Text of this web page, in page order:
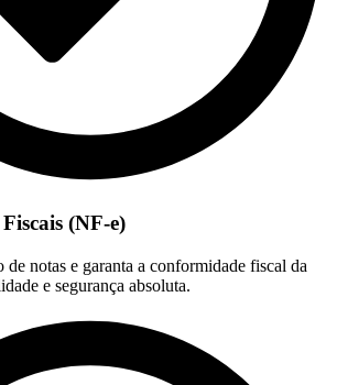
(NF-e)
de notas e garanta a conformidade fiscal da
e segurança absoluta.